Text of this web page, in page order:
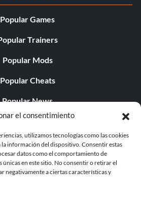
el consentimiento
utilizamos tecnologías como las cookies
la información del dispositivo. Consentir estas
datos como el comportamiento de
en este sitio. No consentir o retirar el
negativamente a ciertas características y
Popular Games
Trainers
Popular Mods
Popular Cheats
Popular News
Editorials
Free Games
UPDATES